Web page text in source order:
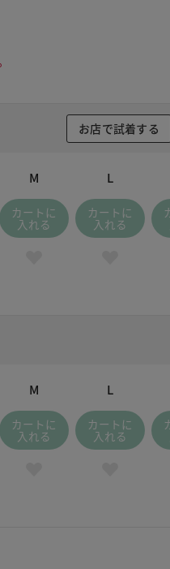
ク
お店で試着する
M
カートに
入れる
L
カートに
入れる
M
カートに
入れる
L
カートに
入れる